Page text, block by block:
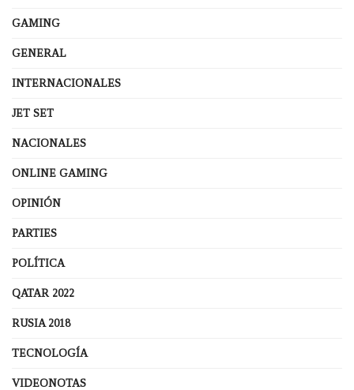
GAMING
GENERAL
INTERNACIONALES
JET SET
NACIONALES
ONLINE GAMING
OPINIÓN
PARTIES
POLÍTICA
QATAR 2022
RUSIA 2018
TECNOLOGÍA
VIDEONOTAS